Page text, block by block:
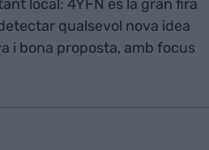
local: 4YFN és la gran fira
qualsevol nova idea
i bona proposta, amb focus